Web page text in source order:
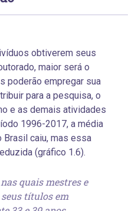
obtiverem seus
maior será o
poderão empregar sua
para a pesquisa, o
e as demais atividades
1996-2017, a média
caiu, mas essa
(gráfico 1.6).
quais mestres e
títulos em